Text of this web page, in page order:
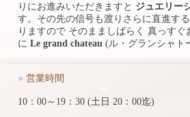
りにお進みいただきますと ジュエリー
す。その先の信号も渡りさらに直進する
りますので そのまましばらく 真っすぐ
に Le grand chateau (ル・グランシャト
● 営業時間
10：00～19：30 (土日 20：00迄)